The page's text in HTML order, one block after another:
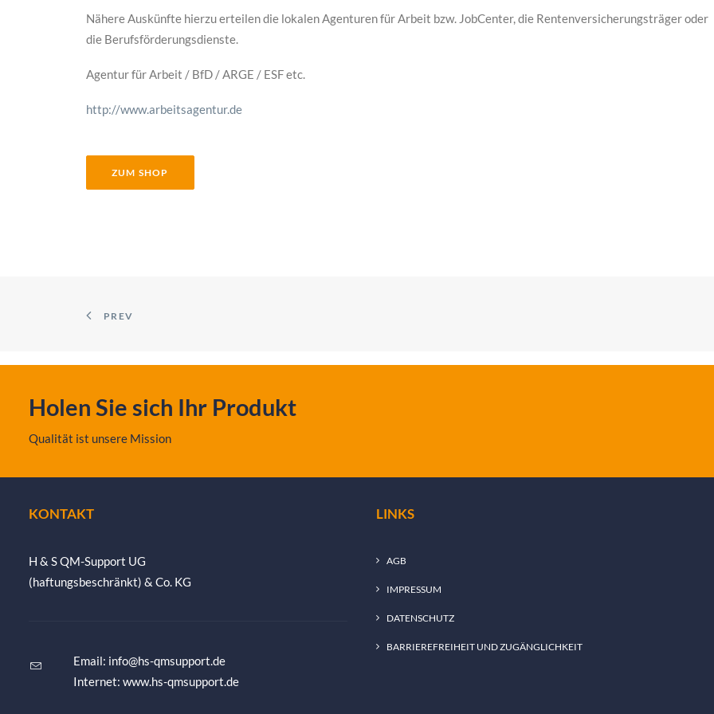
Nähere Auskünfte hierzu erteilen die lokalen Agenturen für Arbeit bzw. JobCenter, die Rentenversicherungsträger oder
die Berufsförderungsdienste.
Agentur für Arbeit / BfD / ARGE / ESF etc.
http://www.arbeitsagentur.de
ZUM SHOP
PREV
Holen Sie sich Ihr Produkt
Qualität ist unsere Mission
KONTAKT
H & S QM-Support UG
(haftungsbeschränkt) & Co. KG
Email: info@hs-qmsupport.de
Internet: www.hs-qmsupport.de
LINKS
AGB
IMPRESSUM
DATENSCHUTZ
BARRIEREFREIHEIT UND ZUGÄNGLICHKEIT